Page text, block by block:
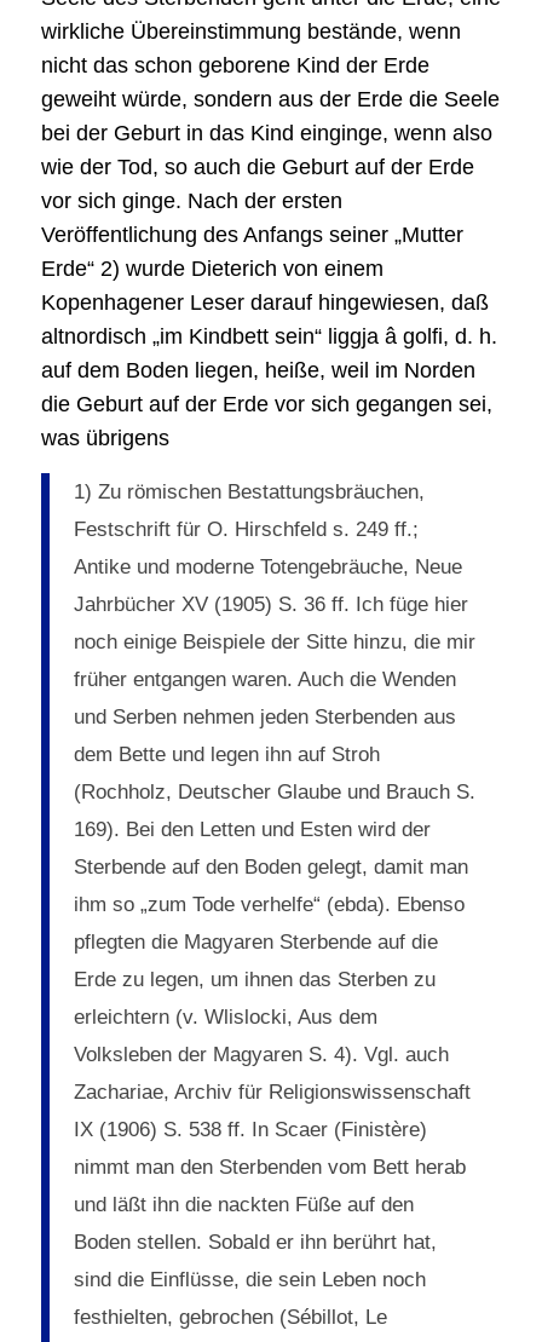
wirkliche Übereinstimmung bestände, wenn
nicht das schon geborene Kind der Erde
geweiht würde, sondern aus der Erde die Seele
bei der Geburt in das Kind einginge, wenn also
wie der Tod, so auch die Geburt auf der Erde
vor sich ginge. Nach der ersten
Veröffentlichung des Anfangs seiner „Mutter
Erde“ 2) wurde Dieterich von einem
Kopenhagener Leser darauf hingewiesen, daß
altnordisch „im Kindbett sein“ liggja â golfi, d. h.
auf dem Boden liegen, heiße, weil im Norden
die Geburt auf der Erde vor sich gegangen sei,
was übrigens
1) Zu römischen Bestattungsbräuchen,
Festschrift für O. Hirschfeld s. 249 ff.;
Antike und moderne Totengebräuche, Neue
Jahrbücher XV (1905) S. 36 ff. Ich füge hier
noch einige Beispiele der Sitte hinzu, die mir
früher entgangen waren. Auch die Wenden
und Serben nehmen jeden Sterbenden aus
dem Bette und legen ihn auf Stroh
(Rochholz, Deutscher Glaube und Brauch S.
169). Bei den Letten und Esten wird der
Sterbende auf den Boden gelegt, damit man
ihm so „zum Tode verhelfe“ (ebda). Ebenso
pflegten die Magyaren Sterbende auf die
Erde zu legen, um ihnen das Sterben zu
erleichtern (v. Wlislocki, Aus dem
Volksleben der Magyaren S. 4). Vgl. auch
Zachariae, Archiv für Religionswissenschaft
IX (1906) S. 538 ff. In Scaer (Finistère)
nimmt man den Sterbenden vom Bett herab
und läßt ihn die nackten Füße auf den
Boden stellen. Sobald er ihn berührt hat,
sind die Einflüsse, die sein Leben noch
festhielten, gebrochen (Sébillot, Le